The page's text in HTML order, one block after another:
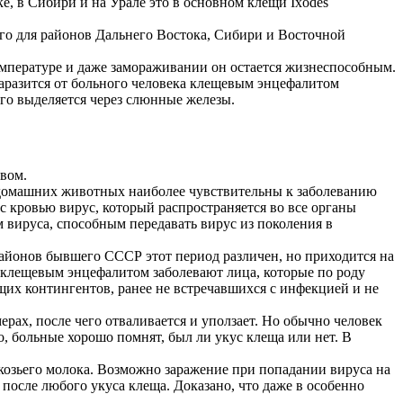
для районов Дальнего Востока, Сибири и Восточной
и даже замораживании он остается жизнеспособным.
от больного человека клещевым энцефалитом
выделяется через слюнные железы.
животных наиболее чувствительны к заболеванию
вирус, который распространяется во все органы
способным передавать вирус из поколения в
бывшего СССР этот период различен, но приходится на
энцефалитом заболевают лица, которые по роду
контингентов, ранее не встречавшихся с инфекцией и не
после чего отваливается и уползает. Но обычно человек
больные хорошо помнят, был ли укус клеща или нет. В
молока. Возможно заражение при попадании вируса на
любого укуса клеща. Доказано, что даже в особенно